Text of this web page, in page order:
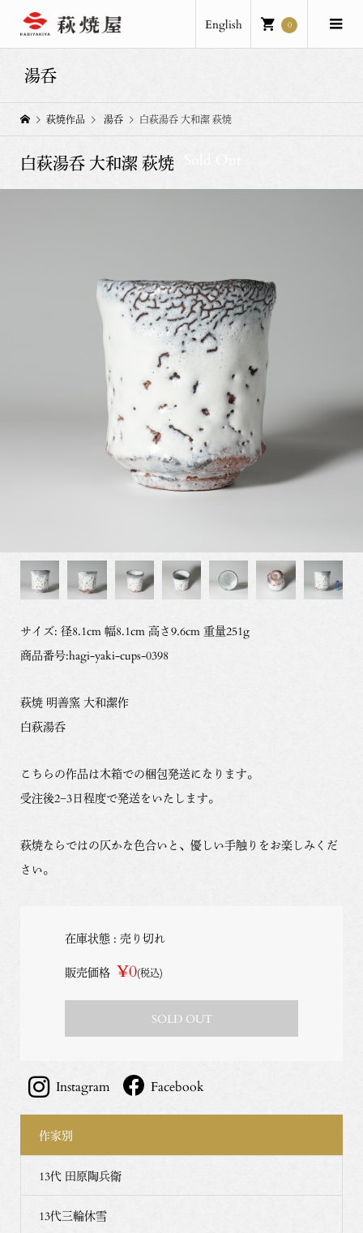
English 0
湯呑
萩焼作品 湯呑 白萩湯呑 大和潔 萩焼
白萩湯呑 大和潔 萩焼
サイズ: 径8.1cm 幅8.1cm 高さ9.6cm 重量251g
商品番号:hagi-yaki-cups-0398
萩焼 明善窯 大和潔作
白萩湯呑
こちらの作品は木箱での梱包発送になります。
受注後2−3日程度で発送をいたします。
萩焼ならではの仄かな色合いと、優しい手触りをお楽しみくだ
さい。
在庫状態 : 売り切れ
販売価格 ¥0(税込)
SOLD OUT
Instagram Facebook
作家別
13代 田原陶兵衛
13代三輪休雪